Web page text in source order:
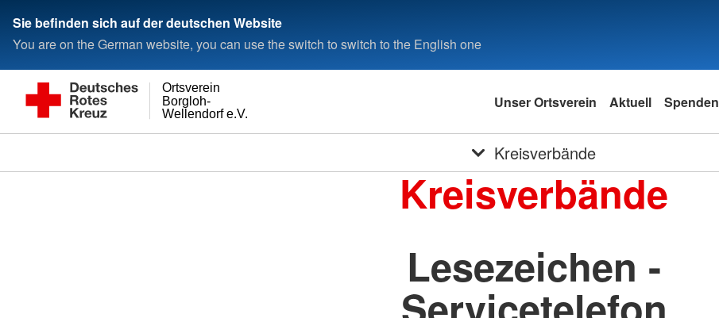
Sie befinden sich auf der deutschen Website
You are on the German website, you can use the switch to switch to the English one
Wellendorf e.V.
Borgloh-
Ortsverein
Unser Ortsverein Aktuell Spenden
Kreisverbände
Kreisverbände
Lesezeichen -